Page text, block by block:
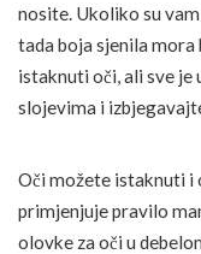
nosite. Ukoliko su
tada boja sjenila
istaknuti oči, ali sve je
slojevima i
Oči možete istaknuti i
primjenjuje pravilo
olovke za oči u